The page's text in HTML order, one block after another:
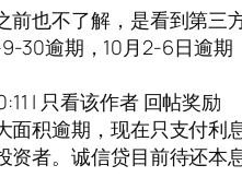
前也不了解，是看到第三
30逾期，10月2-6日逾期
| 只看该作者 回帖奖励
面积逾期，现在只支付利
资者。诚信贷目前待还本